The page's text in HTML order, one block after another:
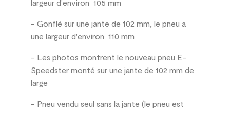
largeur d'environ 105 mm
- Gonflé sur une jante de 102 mm, le pneu a
une largeur d'environ 110 mm
- Les photos montrent le nouveau pneu E-
Speedster monté sur une jante de 102 mm de
large
- Pneu vendu seul sans la jante (le pneu est